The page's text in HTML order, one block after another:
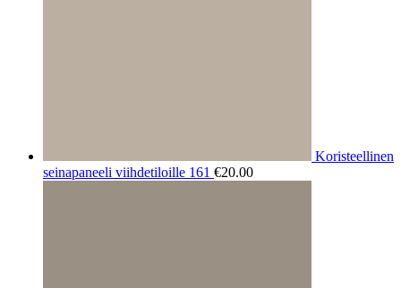
Koristeellinen
seinapaneeli viihdetiloille 161 €20.00